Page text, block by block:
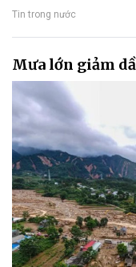
Tin trong nước
Mưa lớn giảm